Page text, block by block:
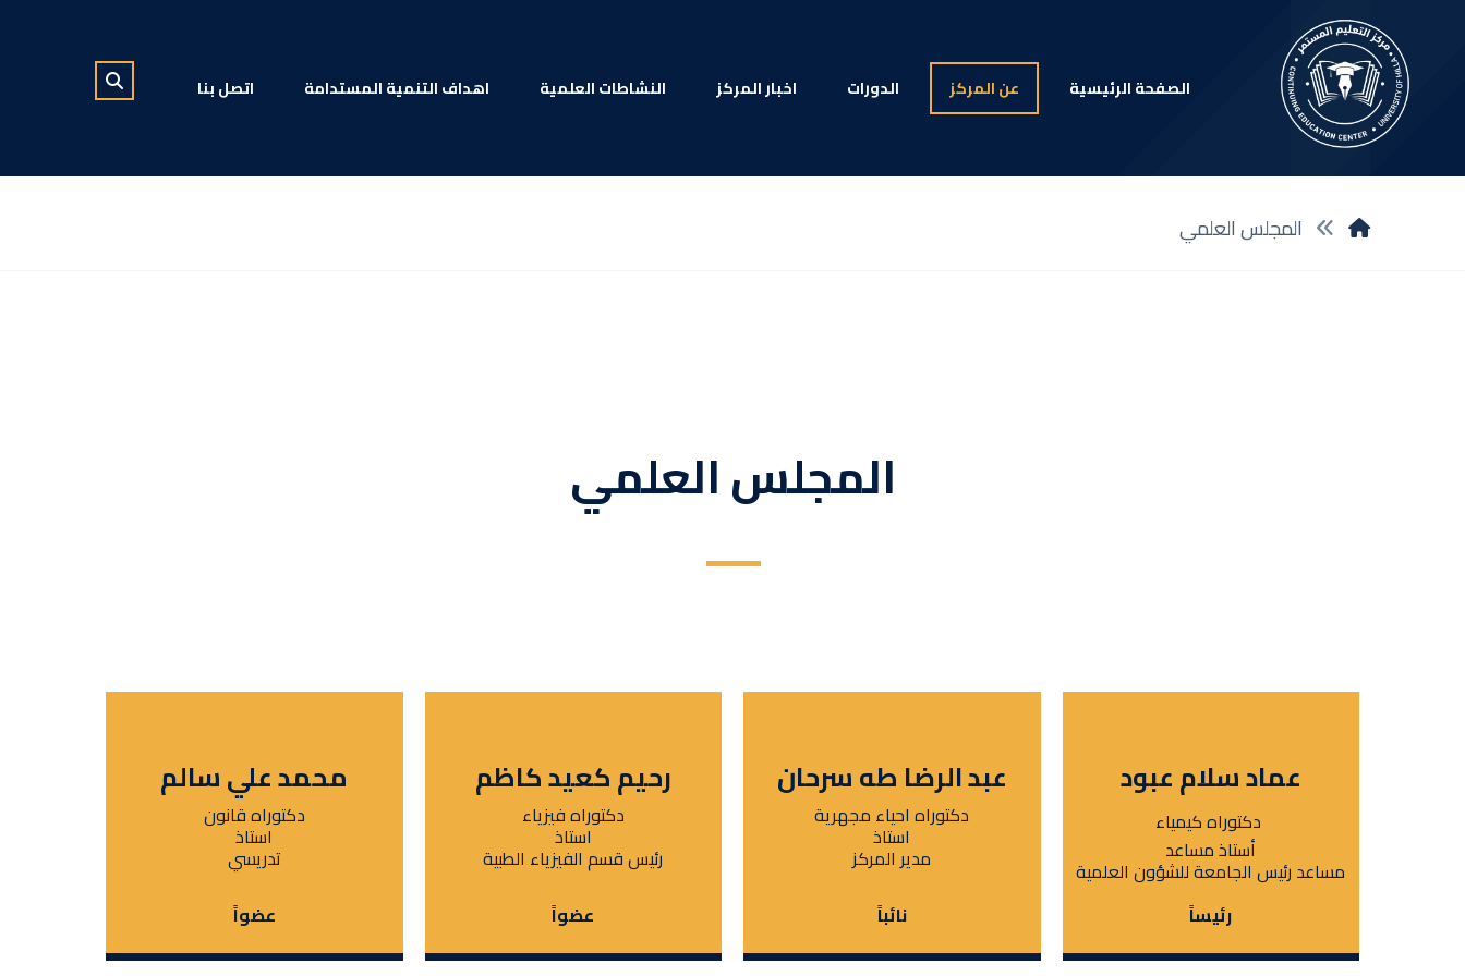
الصفحة الرئيسية عن المركز الدورات اخبار المركز النشاطات العلمية اهداف التنمية المستدامة اتصل بنا
المجلس العلمي
المجلس العلمي
عماد سلام عبود
دكتوراه كيمياء
أستاذ مساعد
مساعد رئيس الجامعة للشؤون العلمية
رئيساً
عبد الرضا طه سرحان
دكتوراه احياء مجهرية
استاذ
مدير المركز
نائباً
رحيم كعيد كاظم
دكتوراه فيزياء
استاذ
رئيس قسم الفيزياء الطبية
عضواً
محمد علي سالم
دكتوراه قانون
استاذ
تدريسي
عضواً